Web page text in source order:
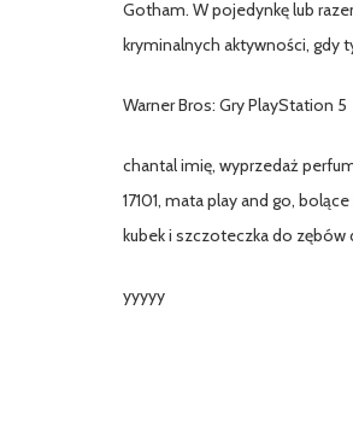
Gotham. W pojedynkę lub
kryminalnych aktywności, gdy
Warner Bros: Gry PlayStation 5
chantal imię, wyprzedaż
17101, mata play and go,
kubek i szczoteczka do
yyyyy